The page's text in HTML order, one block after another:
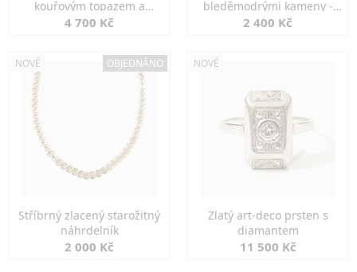
kouřovým topazem a
markazity
4 700 Kč
bleděmodrými kameny -
jemná elegance
2 400 Kč
NOVÉ OBJEDNÁNO
Stříbrný zlacený starožitný
náhrdelník
2 000 Kč
NOVÉ
Zlatý art-deco prsten s
diamantem
11 500 Kč